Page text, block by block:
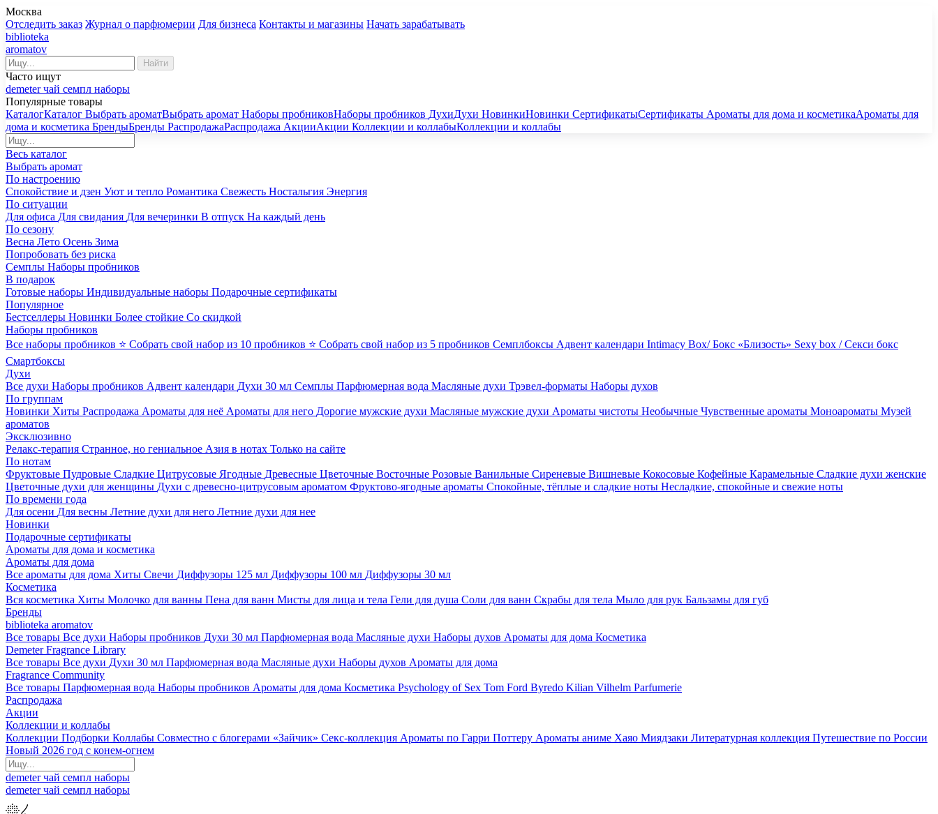
Москва
Отследить заказ Журнал о парфюмерии Для бизнеса Контакты и магазины Начать зарабатывать
biblioteka
aromatov
Найти
Часто ищут
demeterчай семпл наборы
Популярные товары
КаталогКаталог Выбрать ароматВыбрать аромат Наборы пробниковНаборы пробников ДухиДухи НовинкиНовинки СертификатыСертификаты Ароматы для дома и косметикаАроматы для
дома и косметика БрендыБренды РаспродажаРаспродажа АкцииАкции Коллекции и коллабыКоллекции и коллабы
Весь каталог
Выбрать аромат
По настроению
Спокойствие и дзен Уют и тепло Романтика Свежесть Ностальгия Энергия
По ситуации
Для офиса Для свидания Для вечеринки В отпуск На каждый день
По сезону
Весна Лето Осень Зима
Попробовать без риска
Семплы Наборы пробников
В подарок
Готовые наборы Индивидуальные наборы Подарочные сертификаты
Популярное
Бестселлеры Новинки Более стойкие Со скидкой
Наборы пробников
Все наборы пробников ⭐ Собрать свой набор из 10 пробников ⭐ Собрать свой набор из 5 пробников Семплбоксы Адвент календари Intimacy Box/ Бокс «Близость» Sexy box / Секси бокс
Смартбоксы
Духи
Все духи Наборы пробников Адвент календари Духи 30 мл Семплы Парфюмерная вода Масляные духи Трэвел-форматы Наборы духов
По группам
Новинки Хиты Распродажа Ароматы для неё Ароматы для него Дорогие мужские духи Масляные мужские духи Ароматы чистоты Необычные Чувственные ароматы Моноароматы Музей
ароматов
Эксклюзивно
Релакс-терапия Странное, но гениальное Азия в нотах Только на сайте
По нотам
Фруктовые Пудровые Сладкие Цитрусовые Ягодные Древесные Цветочные Восточные Розовые Ванильные Сиреневые Вишневые Кокосовые Кофейные Карамельные Сладкие духи женские
Цветочные духи для женщины Духи с древесно-цитрусовым ароматом Фруктово-ягодные ароматы Спокойные, тёплые и сладкие ноты Несладкие, спокойные и свежие ноты
По времени года
Для осени Для весны Летние духи для него Летние духи для нее
Новинки
Подарочные сертификаты
Ароматы для дома и косметика
Ароматы для дома
Все ароматы для дома Хиты Свечи Диффузоры 125 мл Диффузоры 100 мл Диффузоры 30 мл
Косметика
Вся косметика Хиты Молочко для ванны Пена для ванн Мисты для лица и тела Гели для душа Соли для ванн Скрабы для тела Мыло для рук Бальзамы для губ
Бренды
biblioteka aromatov
Все товары Все духи Наборы пробников Духи 30 мл Парфюмерная вода Масляные духи Наборы духов Ароматы для дома Косметика
Demeter Fragrance Library
Все товары Все духи Духи 30 мл Парфюмерная вода Масляные духи Наборы духов Ароматы для дома
Fragrance Community
Все товары Парфюмерная вода Наборы пробников Ароматы для дома Косметика Psychology of Sex Tom Ford Byredo Kilian Vilhelm Parfumerie
Распродажа
Акции
Коллекции и коллабы
Коллекции Подборки Коллабы Совместно с блогерами «Зайчик» Секс-коллекция Ароматы по Гарри Поттеру Ароматы аниме Хаяо Миядзаки Литературная коллекция Путешествие по России
Новый 2026 год с конем-огнем
demeterчай семпл наборы
demeterчай семпл наборы